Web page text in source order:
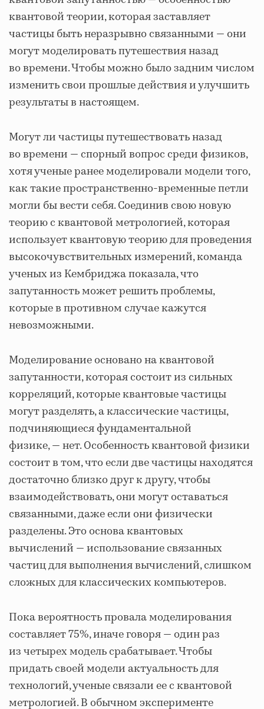
квантовой теории, которая заставляет
частицы быть неразрывно связанными — они
могут моделировать путешествия назад
во времени. Чтобы можно было задним числом
изменить свои прошлые действия и улучшить
результаты в настоящем.
Могут ли частицы путешествовать назад
во времени — спорный вопрос среди физиков,
хотя ученые ранее моделировали модели того,
как такие пространственно-временные петли
могли бы вести себя. Соединив свою новую
теорию с квантовой метрологией, которая
использует квантовую теорию для проведения
высокочувствительных измерений, команда
ученых из Кембриджа показала, что
запутанность может решить проблемы,
которые в противном случае кажутся
невозможными.
Моделирование основано на квантовой
запутанности, которая состоит из сильных
корреляций, которые квантовые частицы
могут разделять, а классические частицы,
подчиняющиеся фундаментальной
физике, — нет. Особенность квантовой физики
состоит в том, что если две частицы находятся
достаточно близко друг к другу, чтобы
взаимодействовать, они могут оставаться
связанными, даже если они физически
разделены. Это основа квантовых
вычислений — использование связанных
частиц для выполнения вычислений, слишком
сложных для классических компьютеров.
Пока вероятность провала моделирования
составляет 75%, иначе говоря — один раз
из четырех модель срабатывает. Чтобы
придать своей модели актуальность для
технологий, ученые связали ее с квантовой
метрологией. В обычном эксперименте